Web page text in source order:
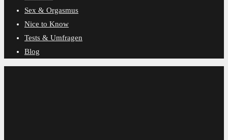
Sex & Orgasmus
Nice to Know
Tests & Umfragen
Blog